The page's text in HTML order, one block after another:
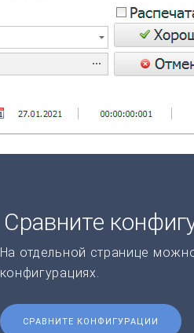
Сравните
На отдельной странице
конфигурациях.
СРАВНИТЕ КОНФИГУРАЦИИ